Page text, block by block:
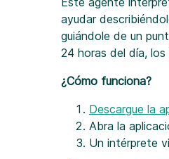
ayudar
guiándole de un
24 horas del día,
¿Cómo funciona?
Descargue la
Abra la
Un intérprete